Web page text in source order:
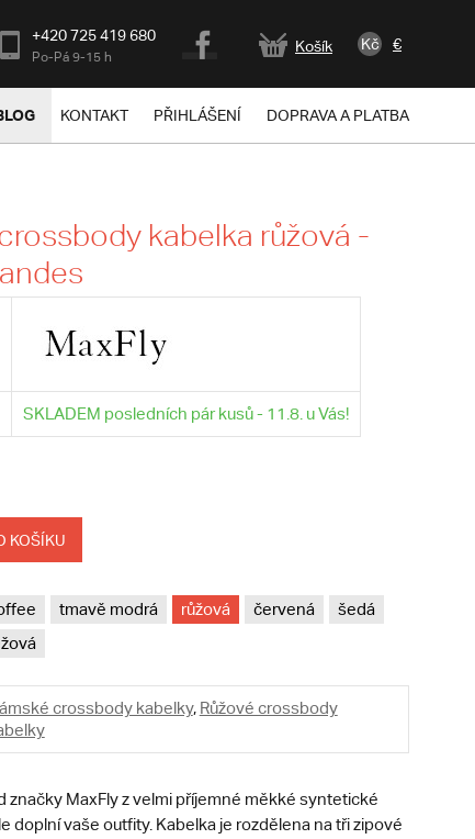
+420 725 419 680
Po-Pá 9-15 h
Košík Kč €
KONTAKT PŘIHLÁŠENÍ DOPRAVA A PLATBA
kabelka růžová -
SKLADEM posledních pár kusů - 11.8. u Vás!
KOŠÍKU
tmavě modrá růžová červená
šedá
crossbody kabelky, Růžové crossbody
značky MaxFly z velmi příjemné měkké syntetické
doplní vaše outfity. Kabelka je rozdělena na tři zipové